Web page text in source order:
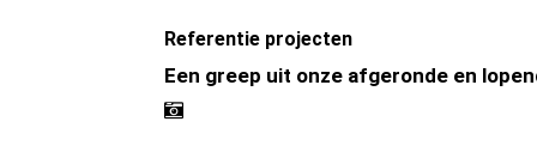
Referentie projecten
Een greep uit onze afgeronde en